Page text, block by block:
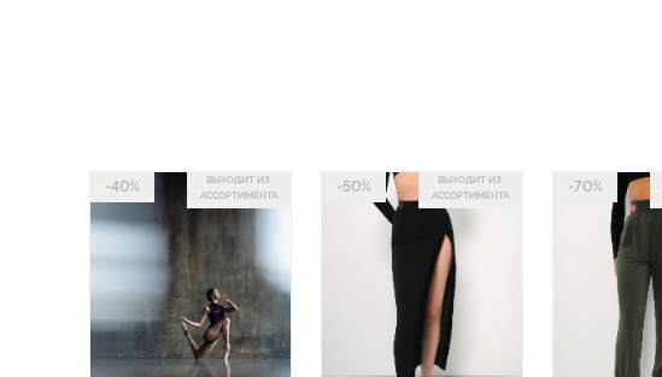
ВЫХОДИТ ИЗ
АССОРТИМЕНТА
-40%
ВЫХОДИТ ИЗ
АССОРТИМЕНТА
-50% -70%